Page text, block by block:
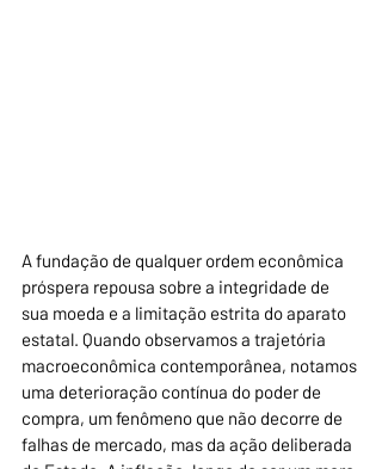
A fundação de qualquer ordem econômica
próspera repousa sobre a integridade de
sua moeda e a limitação estrita do aparato
estatal. Quando observamos a trajetória
macroeconômica contemporânea, notamos
uma deterioração contínua do poder de
compra, um fenômeno que não decorre de
falhas de mercado, mas da ação deliberada